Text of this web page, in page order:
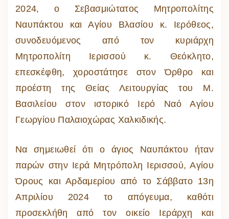
2024, ο Σεβασμιώτατος Μητροπολίτης
Ναυπάκτου και Αγίου Βλασίου κ. Ιερόθεος,
συνοδευόμενος από τον κυριάρχη
Μητροπολίτη Ιερισσού κ. Θεόκλητο,
επεσκέφθη, χοροστάτησε στον Όρθρο και
προέστη της Θείας Λειτουργίας του Μ.
Βασιλείου στον ιστορικό Ιερό Ναό Αγίου
Γεωργίου Παλαιοχώρας Χαλκιδικής.
Να σημειωθεί ότι ο άγιος Ναυπάκτου ήταν
παρών στην Ιερά Μητρόπολη Ιερισσού, Αγίου
Όρους και Αρδαμερίου από το Σάββατο 13η
Απριλίου 2024 το απόγευμα, καθότι
προσεκλήθη από τον οικείο Ιεράρχη και